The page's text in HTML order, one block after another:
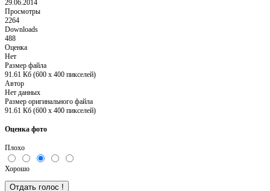
29.06.2014
Просмотры
2264
Downloads
488
Оценка
Нет
Размер файла
91.61 Кб (600 x 400 пикселей)
Автор
Нет данных
Размер оригинального файла
91.61 Кб (600 x 400 пикселей)
Оценка фото
Плохо
Хорошо